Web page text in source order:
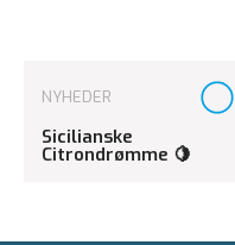
NYHEDER
Sicilianske
Citrondrømme 🍋